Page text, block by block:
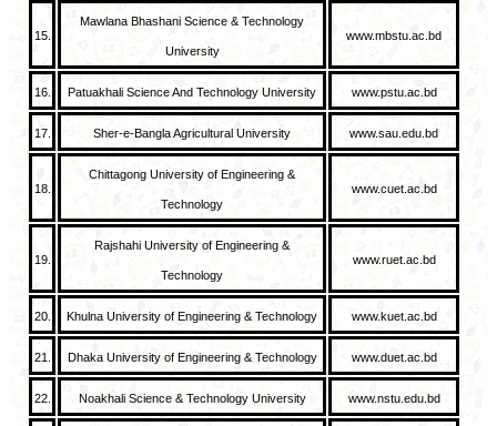
15.
Mawlana Bhashani Science & Technology
University
www.mbstu.ac.bd
16. Patuakhali Science And Technology University www.pstu.ac.bd
17. Sher-e-Bangla Agricultural University www.sau.edu.bd
18.
Chittagong University of Engineering &
Technology
www.cuet.ac.bd
19.
Rajshahi University of Engineering &
Technology
www.ruet.ac.bd
20. Khulna University of Engineering & Technology www.kuet.ac.bd
21. Dhaka University of Engineering & Technology www.duet.ac.bd
22. Noakhali Science & Technology University www.nstu.edu.bd